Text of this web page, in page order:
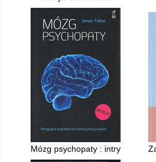
Mózg psychopaty : intrygujące